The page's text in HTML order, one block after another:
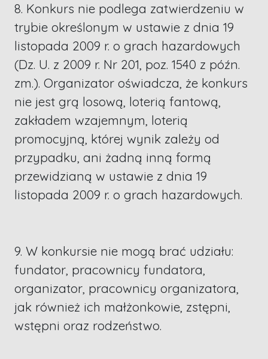
8. Konkurs nie podlega zatwierdzeniu w
trybie określonym w ustawie z dnia 19
listopada 2009 r. o grach hazardowych
(Dz. U. z 2009 r. Nr 201, poz. 1540 z późn.
zm.). Organizator oświadcza, że konkurs
nie jest grą losową, loterią fantową,
zakładem wzajemnym, loterią
promocyjną, której wynik zależy od
przypadku, ani żadną inną formą
przewidzianą w ustawie z dnia 19
listopada 2009 r. o grach hazardowych.
9. W konkursie nie mogą brać udziału:
fundator, pracownicy fundatora,
organizator, pracownicy organizatora,
jak również ich małżonkowie, zstępni,
wstępni oraz rodzeństwo.